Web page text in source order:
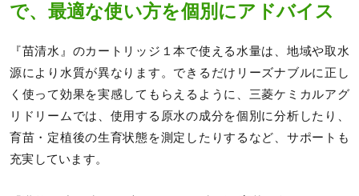
で、最適な使い方を個別にアドバイス
『苗清水』のカートリッジ１本で使える水量は、地域や取水
源により水質が異なります。できるだけリーズナブルに正し
く使って効果を実感してもらえるように、三菱ケミカルアグ
リドリームでは、使用する原水の成分を個別に分析したり、
育苗・定植後の生育状態を測定したりするなど、サポートも
充実しています。